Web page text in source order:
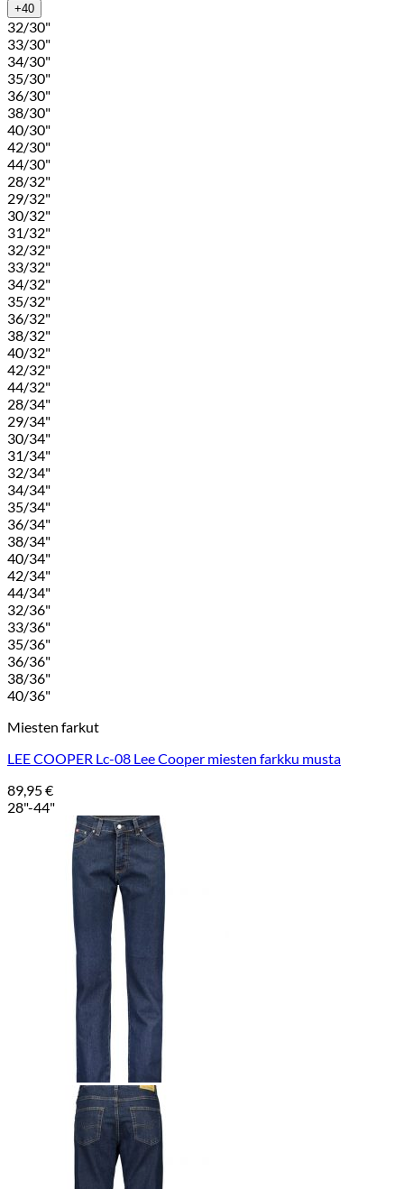
+40
32/30"
33/30"
34/30"
35/30"
36/30"
38/30"
40/30"
42/30"
44/30"
28/32"
29/32"
30/32"
31/32"
32/32"
33/32"
34/32"
35/32"
36/32"
38/32"
40/32"
42/32"
44/32"
28/34"
29/34"
30/34"
31/34"
32/34"
34/34"
35/34"
36/34"
38/34"
40/34"
42/34"
44/34"
32/36"
33/36"
35/36"
36/36"
38/36"
40/36"
Miesten farkut
LEE COOPER Lc-08 Lee Cooper miesten farkku musta
89,95€
28"-44"